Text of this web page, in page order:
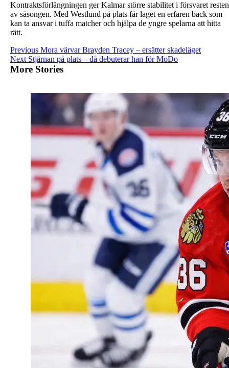
Kontraktsförlängningen ger Kalmar större stabilitet i försvaret resten
av säsongen. Med Westlund på plats får laget en erfaren back som
kan ta ansvar i tuffa matcher och hjälpa de yngre spelarna att hitta
rätt.
Continue
Reading
Previous Mora värvar Brayden Tracey – ersätter skadeläget
Next Stjärnan på plats – då debuterar han för MoDo
More Stories